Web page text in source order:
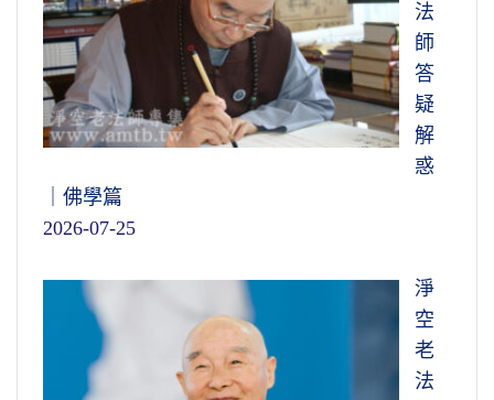
法
師
答
疑
解
惑
｜佛學篇
2026-07-25
淨
空
老
法